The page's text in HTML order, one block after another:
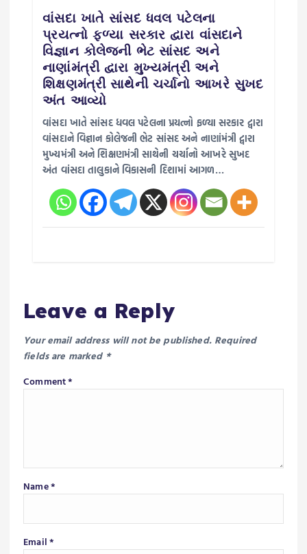
વાંસદા ખાતે સાંસદ ધવલ પટેલના
પ્રયત્નો ફળ્યા સરકાર દ્વારા વાંસદાને
વિજ્ઞાન કોલેજની ભેટ સાંસદ અને
નાણાંમંત્રી દ્વારા મુખ્યમંત્રી અને
શિક્ષણમંત્રી સાથેની ચર્ચાનો આખરે સુખદ
અંત આવ્યો
વાંસદા ખાતે સાંસદ ધવલ પટેલના પ્રયત્નો ફળ્યા સરકાર દ્વારા
વાંસદાને વિજ્ઞાન કોલેજની ભેટ સાંસદ અને નાણાંમંત્રી દ્વારા
મુખ્યમંત્રી અને શિક્ષણમંત્રી સાથેની ચર્ચાનો આખરે સુખદ
અંત વાંસદા તાલુકાને વિકાસની દિશામાં આગળ…
Leave a Reply
Your email address will not be published. Required
fields are marked *
Comment*
Name*
Email*